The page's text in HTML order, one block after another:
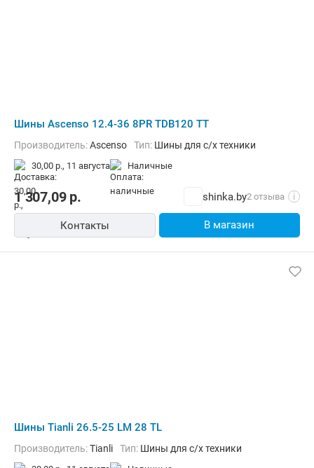
Шины Ascenso 12.4-36 8PR TDB120 TT
Производитель:Ascenso Тип: Шины для с/х техники
30,00 р., 11 августа наличные
1 307,09р. shinka.by2 отзыва i
Контакты В магазин
Шины Tianli 26.5-25 LM 28 TL
Производитель:Tianli Тип: Шины для с/х техники